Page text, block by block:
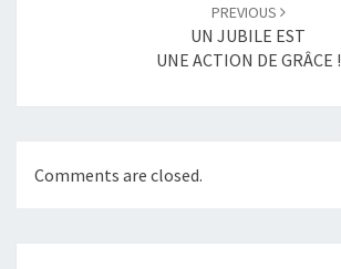
PREVIOUS
UN JUBILE EST
UNE ACTION DE GRÂCE !
Comments are closed.